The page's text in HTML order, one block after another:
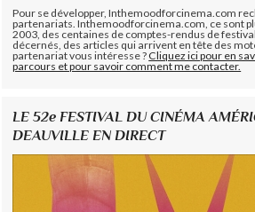
Pour se développer, Inthemoodforcinema.com
partenariats. Inthemoodforcinema.com, ce sont
2003, des centaines de comptes-rendus de
décernés, des articles qui arrivent en tête des
partenariat vous intéresse ?Cliquez ici pour en
parcours et pour savoir comment me contacter.
LE 52e FESTIVAL DU CINÉMA
DEAUVILLE EN DIRECT